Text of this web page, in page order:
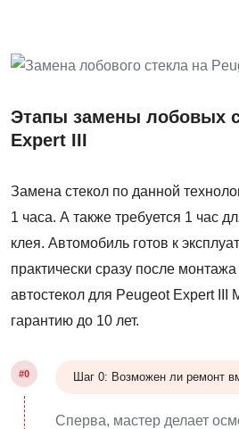
Этапы замены лобовых
Expert III
Замена стекол по данной
1 часа. А также требуется 1 час
клея. Автомобиль готов к
практически сразу после
автостекол для Peugeot Expert III
гарантию до 10 лет.
#0 Шаг 0: Возможен ли ремонт
Сперва, мастер делает